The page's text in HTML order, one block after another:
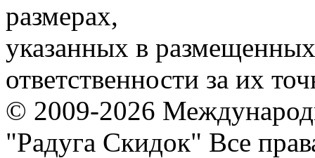
размерах,
указанных в
ответственности за их
© 2009-2026
"Радуга Скидок" Все